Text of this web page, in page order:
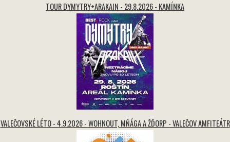
TOUR DYMYTRY+ARAKAIN - 29.8.2026 - KAMÍNKA
VALEČOVSKÉ LÉTO - 4.9.2026 - WOHNOUT, MŇÁGA A ŽĎORP - VALEČOV AMFITEÁTR